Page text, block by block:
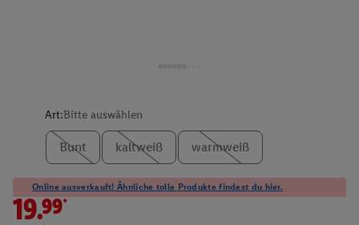
Art:Bitte auswählen
Bunt kaltweiß warmweiß
Online ausverkauft! Ähnliche tolle Produkte findest du hier.
19.99*